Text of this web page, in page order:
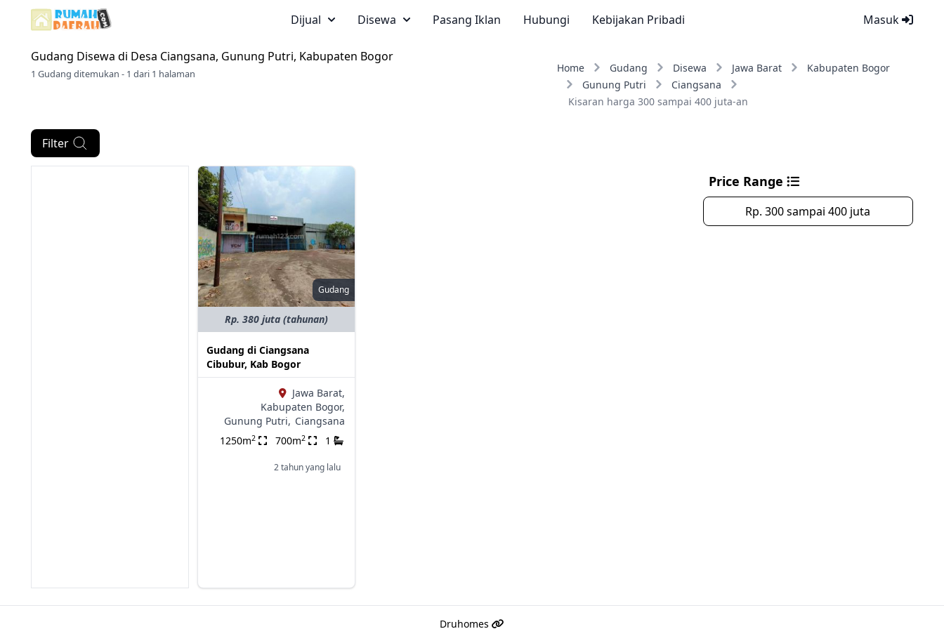
Masuk
Dijual Disewa Pasang Iklan Hubungi Kebijakan Pribadi
Gudang Disewa di Desa Ciangsana, Gunung Putri, Kabupaten Bogor
1 Gudang ditemukan - 1 dari 1 halaman Home Gudang Disewa Jawa Barat
Kabupaten Bogor
Gunung Putri
Ciangsana
Kisaran harga 300 sampai 400 juta-an
Filter
Gudang
Rp. 380 juta (tahunan)
Gudang di Ciangsana
Cibubur, Kab Bogor
Jawa Barat,
Kabupaten Bogor,
Gunung Putri, Ciangsana
1250m2 700m2 1
2 tahun yang lalu
Price Range
Rp. 300 sampai 400 juta
Druhomes